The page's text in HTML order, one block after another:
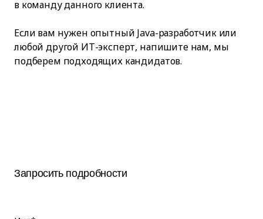
в команду данного клиента.
Если вам нужен опытный Java-разработчик или
любой другой ИТ-эксперт, напишите нам, мы
подберем подходящих кандидатов.
Запросить подробности